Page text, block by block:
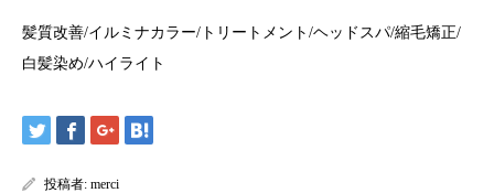
髪質改善/イルミナカラー/ トリートメント /ヘッドスパ/縮毛矯正/
白髪染め/ハイライト
投稿者: merci